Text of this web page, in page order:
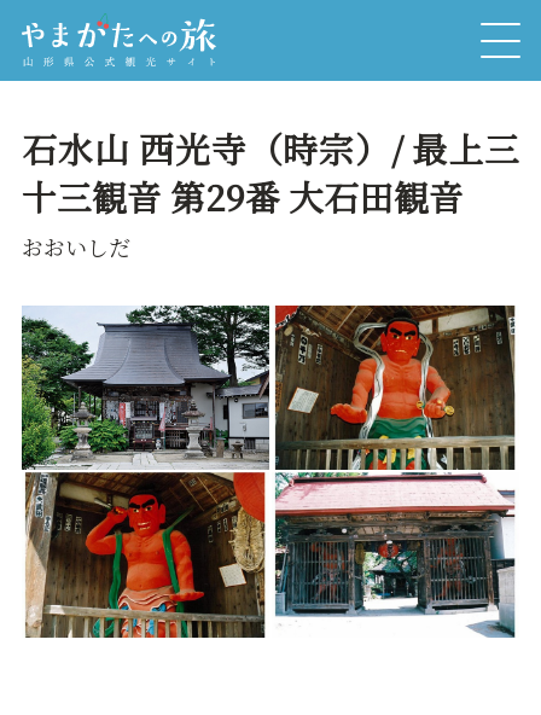
石水山 西光寺（時宗）/ 最上三
十三観音 第29番 大石田観音
おおいしだ